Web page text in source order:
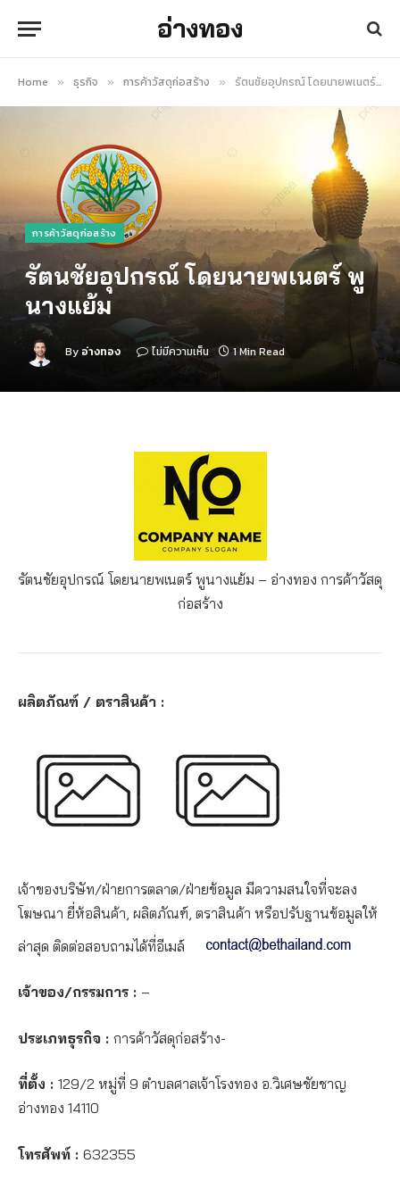
อ่างทอง
Home » ธุรกิจ » การค้าวัสดุก่อสร้าง » รัตนชัยอุปกรณ์ โดยนายพเนตร์ พูนางแย้ม
การค้าวัสดุก่อสร้าง
รัตนชัยอุปกรณ์ โดยนายพเนตร์ พู
นางแย้ม
By อ่างทอง ไม่มีความเห็น 1 Min Read
รัตนชัยอุปกรณ์ โดยนายพเนตร์ พูนางแย้ม – อ่างทอง การค้าวัสดุ
ก่อสร้าง
ผลิตภัณฑ์ / ตราสินค้า :
เจ้าของบริษัท/ฝ่ายการตลาด/ฝ่ายข้อมูล มีความสนใจที่จะลง
โฆษณา ยี่ห้อสินค้า, ผลิตภัณฑ์, ตราสินค้า หรือปรับฐานข้อมูลให้
ล่าสุด ติดต่อสอบถามได้ที่อีเมล์
เจ้าของ/กรรมการ : –
ประเภทธุรกิจ : การค้าวัสดุก่อสร้าง-
ที่ตั้ง : 129/2 หมู่ที่ 9 ตำบลศาลเจ้าโรงทอง อ.วิเศษชัยชาญ
อ่างทอง 14110
โทรศัพท์ : 632355